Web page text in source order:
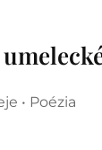
• Poézia